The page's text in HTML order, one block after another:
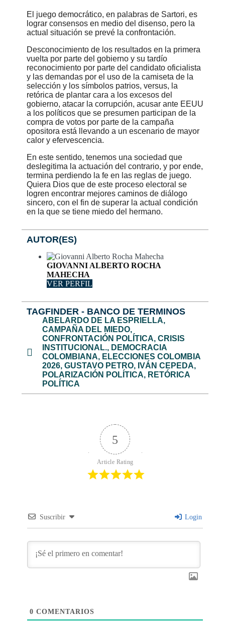
El juego democrático, en palabras de Sartori, es
lograr consensos en medio del disenso, pero la
actual situación se prevé la confrontación.
Desconocimiento de los resultados en la primera
vuelta por parte del gobierno y su tardío
reconocimiento por parte del candidato oficialista
y las demandas por el uso de la camiseta de la
selección y los símbolos patrios, versus, la
retórica de plantar cara a los excesos del
gobierno, atacar la corrupción, acusar ante EEUU
a los políticos que se presumen participan de la
compra de votos por parte de la campaña
opositora está llevando a un escenario de mayor
calor y efervescencia.
En este sentido, tenemos una sociedad que
deslegitima la actuación del contrario, y por ende,
termina perdiendo la fe en las reglas de juego.
Quiera Dios que de este proceso electoral se
logren encontrar mejores caminos de diálogo
sincero, con el fin de superar la actual condición
en la que se tiene miedo del hermano.
AUTOR(ES)
GIOVANNI ALBERTO ROCHA
MAHECHA
VER PERFIL
TAGFINDER - BANCO DE TERMINOS
ABELARDO DE LA ESPRIELLA,
CAMPAÑA DEL MIEDO,
CONFRONTACIÓN POLÍTICA, CRISIS
INSTITUCIONAL., DEMOCRACIA
COLOMBIANA, ELECCIONES COLOMBIA
2026, GUSTAVO PETRO, IVÁN CEPEDA,
POLARIZACIÓN POLÍTICA, RETÓRICA
POLÍTICA
5
Article Rating
Suscribir Login
0 COMENTARIOS